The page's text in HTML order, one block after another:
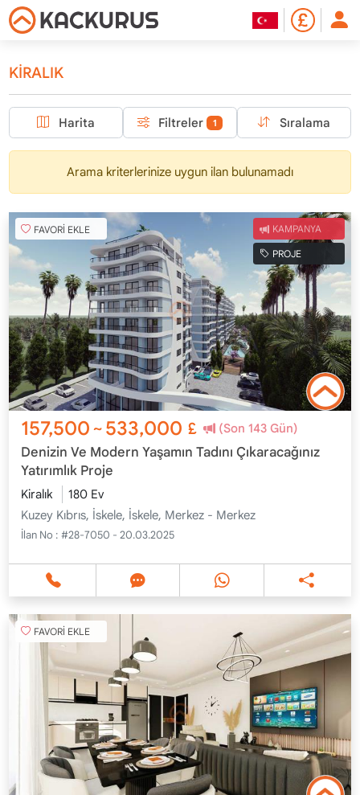
KİRALIK
Harita Filtreler 1 Sıralama
Arama kriterlerinize uygun ilan bulunamadı
FAVORİ EKLE KAMPANYA
PROJE
157,500~533,000 £ (Son 143 Gün)
Denizin Ve Modern Yaşamın Tadını Çıkaracağınız
Yatırımlık Proje
Kiralık
180 Ev
Kuzey Kıbrıs, İskele, İskele, Merkez - Merkez
İlan No : #28-7050 - 20.03.2025
FAVORİ EKLE